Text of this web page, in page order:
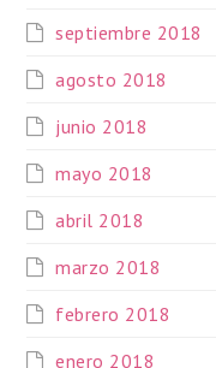
septiembre 2018
agosto 2018
junio 2018
mayo 2018
abril 2018
marzo 2018
febrero 2018
enero 2018